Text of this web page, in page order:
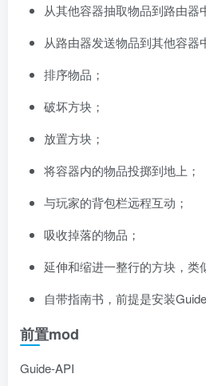
从其他容器抽取物品到路由器
从路由器发送物品到其他容器
排序物品；
破坏方块；
放置方块；
将容器内的物品投掷到地上；
与玩家的背包栏远程互动；
吸收掉落的物品；
延伸和缩进一整行的方块，类
自带指南书，前提是安装
前置mod
Guide-API